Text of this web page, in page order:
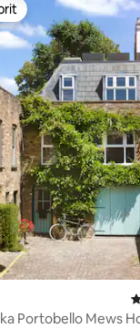
Portobello Mews